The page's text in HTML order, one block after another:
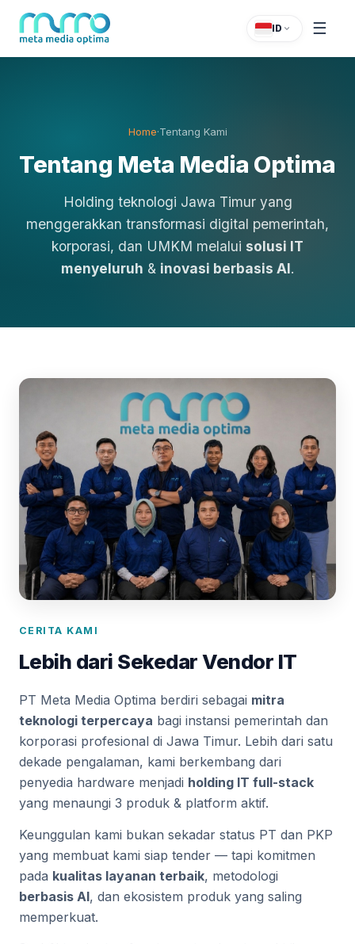
ID ☰
Home·Tentang Kami
Tentang Meta Media Optima
Holding teknologi Jawa Timur yang
menggerakkan transformasi digital pemerintah,
korporasi, dan UMKM melalui solusi IT
menyeluruh & inovasi berbasis AI.
CERITA KAMI
Lebih dari Sekedar Vendor IT
PT Meta Media Optima berdiri sebagai mitra
teknologi terpercaya bagi instansi pemerintah dan
korporasi profesional di Jawa Timur. Lebih dari satu
dekade pengalaman, kami berkembang dari
penyedia hardware menjadi holding IT full-stack
yang menaungi 3 produk & platform aktif.
Keunggulan kami bukan sekadar status PT dan PKP
yang membuat kami siap tender — tapi komitmen
pada kualitas layanan terbaik, metodologi
berbasis AI, dan ekosistem produk yang saling
memperkuat.